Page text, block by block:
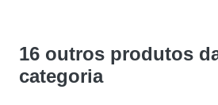
16 outros produtos
categoria